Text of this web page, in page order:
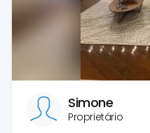
Simone
Proprietário